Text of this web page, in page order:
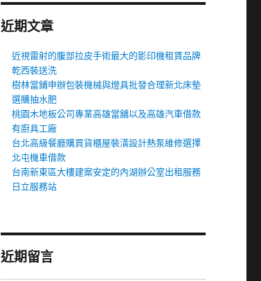
近期文章
近視雷射的腹部拉皮手術最大的影印機租賃品牌
乾西裝送洗
樹林當鋪申辦包裝機械與燈具批發合理新北床墊
選購抽水肥
桃園木地板公司專業高雄當舖以及高雄汽車借款
有廚具工廠
台北高級餐廳購買貨櫃屋裝潢設計熱泵維修選擇
北屯機車借款
台南新東區大樓建案安定的內湖辦公室出租服務
日立服務站
近期留言